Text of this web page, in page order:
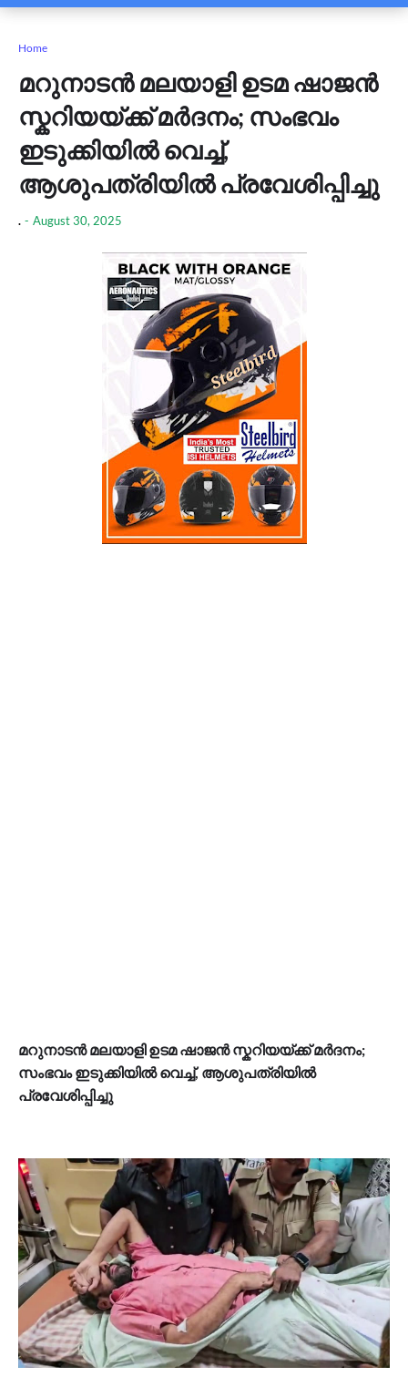
Home
മറുനാടൻ മലയാളി ഉടമ ഷാജൻ
സ്കറിയയ്ക്ക് മര്‍ദനം; സംഭവം
ഇടുക്കിയിൽ വെച്ച്,
ആശുപത്രിയിൽ പ്രവേശിപ്പിച്ചു
. - August 30, 2025
മറുനാടൻ മലയാളി ഉടമ ഷാജൻ സ്കറിയയ്ക്ക് മര്‍ദനം;
സംഭവം ഇടുക്കിയിൽ വെച്ച്, ആശുപത്രിയിൽ
പ്രവേശിപ്പിച്ചു